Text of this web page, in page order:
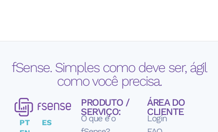
fSense. Simples como deve ser, ágil
como você precisa.
PT
ES
PRODUTO /
SERVIÇO:
O que é o
ÁREA DO
CLIENTE
Login